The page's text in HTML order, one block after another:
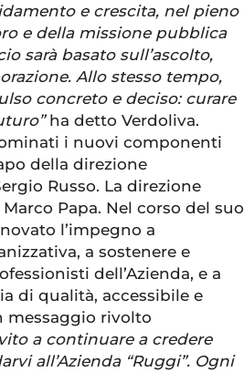
e crescita, nel pieno
e della missione pubblica
sarà basato sull’ascolto,
Allo stesso tempo,
concreto e deciso: curare
ha detto Verdoliva.
i nuovi componenti
della direzione
Russo. La direzione
Papa. Nel corso del suo
l’impegno a
a sostenere e
dell’Azienda, e a
di qualità, accessibile e
messaggio rivolto
a continuare a credere
all’Azienda “Ruggi”. Ogni